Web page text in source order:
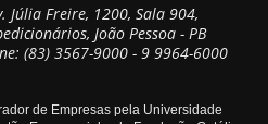
Júlia Freire, 1200, Sala 904,
João Pessoa - PB
(83) 3567-9000 - 9 9964-6000
de Empresas pela Universidade